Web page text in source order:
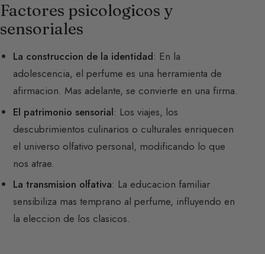
Factores psicologicos y
sensoriales
La construccion de la identidad: En la
adolescencia, el perfume es una herramienta de
afirmacion. Mas adelante, se convierte en una firma.
El patrimonio sensorial: Los viajes, los
descubrimientos culinarios o culturales enriquecen
el universo olfativo personal, modificando lo que
nos atrae.
La transmision olfativa: La educacion familiar
sensibiliza mas temprano al perfume, influyendo en
la eleccion de los clasicos.